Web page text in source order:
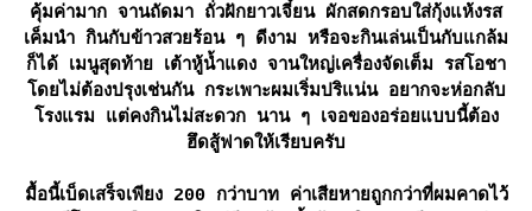
คุ้มค่ามาก จานถัดมา ถั่วฝักยาวเจี๋ยน ผักสดกรอบใส่กุ้งแห้งรส
เค็มนำ กินกับข้าวสวยร้อน ๆ ดีงาม หรือจะกินเล่นเป็นกับแกล้ม
ก็ได้ เมนูสุดท้าย เต้าหู้น้ำแดง จานใหญ่เครื่องจัดเต็ม รสโอชา
ดยไม่ต้องปรุงเช่นกัน กระเพาะผมเริ่มปริแน่น อยากจะห่อกลับ
รงแรม แต่คงกินไม่สะดวก นาน ๆ เจอของอร่อยแบบนี้ต้อง
ฮึดสู้ฟาดให้เรียบครับ
มื้อนี้เบ็ดเสร็จเพียง 200 กว่าบาท ค่าเสียหายถูกกว่าที่ผมคาดไว้